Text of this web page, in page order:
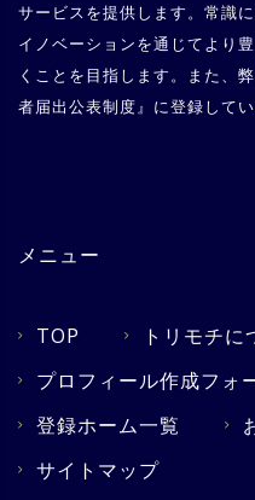
サービスを提供します。常識
イノベーションを通じてより
くことを目指します。また、
者届出公表制度』に登録してい
メニュー
TOP
トリモチに
プロフィール作成フォ
登録ホーム一覧
サイトマップ